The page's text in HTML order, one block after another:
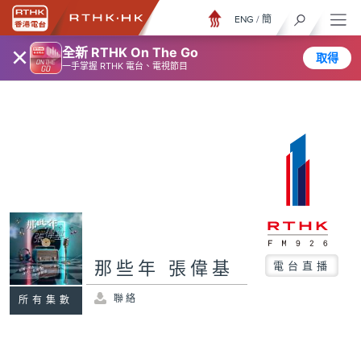
× 全新 RTHK On The Go
一手掌握 RTHK 電台、電視節目
取得
ENG / 簡
所有集數
那些年 張偉基 電台直播
聯絡